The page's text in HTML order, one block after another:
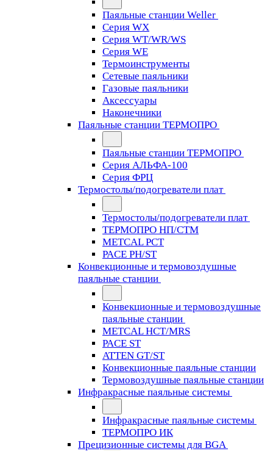
Паяльные станции Weller
Серия WX
Серия WT/WR/WS
Серия WE
Термоинструменты
Сетевые паяльники
Газовые паяльники
Аксессуары
Наконечники
Паяльные станции ТЕРМОПРО
Паяльные станции ТЕРМОПРО
Серия АЛЬФА-100
Серия ФРЦ
Термостолы/подогреватели плат
Термостолы/подогреватели плат
ТЕРМОПРО НП/СТМ
METCAL PCT
PACE PH/ST
Конвекционные и термовоздушные
паяльные станции
Конвекционные и термовоздушные
паяльные станции
METCAL HCT/MRS
PACE ST
ATTEN GT/ST
Конвекционные паяльные станции
Термовоздушные паяльные станции
Инфракрасные паяльные системы
Инфракрасные паяльные системы
ТЕРМОПРО ИК
Прецизионные системы для BGA